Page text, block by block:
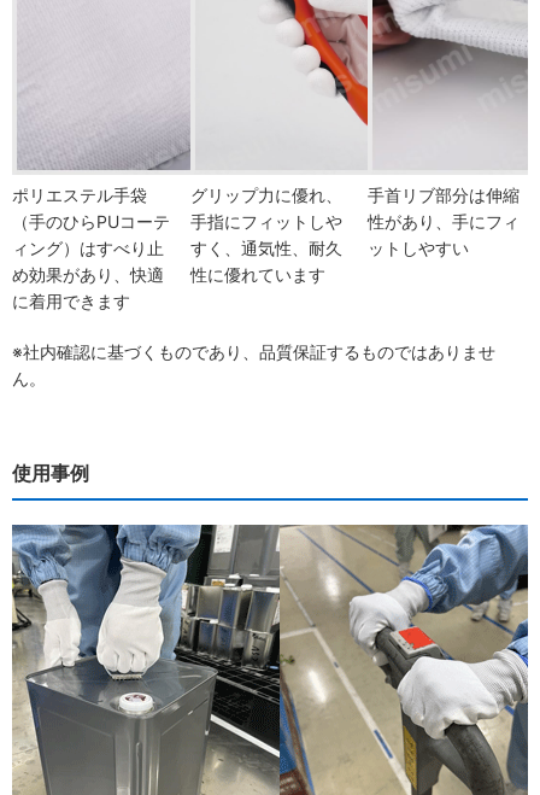
ポリエステル手袋
（手のひらPUコーテ
ィング）はすべり止
め効果があり、快適
に着用できます
グリップ力に優れ、
手指にフィットしや
すく、通気性、耐久
性に優れています
手首リブ部分は伸縮
性があり、手にフィ
ットしやすい
※社内確認に基づくものであり、品質保証するものではありませ
ん。
使用事例